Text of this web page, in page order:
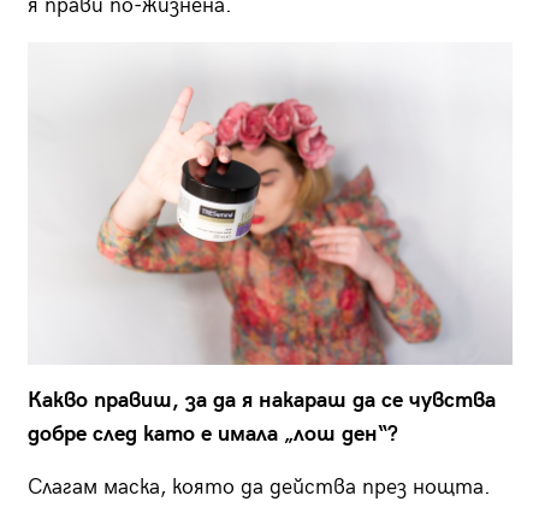
Какво правиш, за да я накараш да се чувства
добре след като е имала „лош ден“?
Слагам маска, която да действа през нощта.